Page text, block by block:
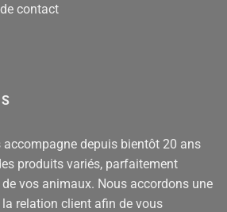
contact
depuis bientôt 20 ans
produits variés, parfaitement
vos animaux. Nous accordons une
relation client afin de vous